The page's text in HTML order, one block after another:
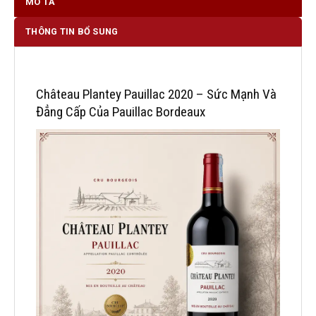
THÔNG TIN BỔ SUNG
Château Plantey Pauillac 2020 – Sức Mạnh Và
Đẳng Cấp Của Pauillac Bordeaux